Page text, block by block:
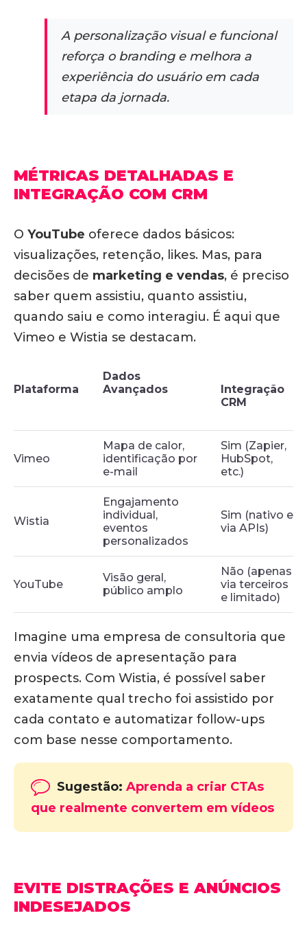
A personalização visual e funcional
reforça o branding e melhora a
experiência do usuário em cada
etapa da jornada.
MÉTRICAS DETALHADAS E
INTEGRAÇÃO COM CRM
O YouTube oferece dados básicos:
visualizações, retenção, likes. Mas, para
decisões de marketing e vendas, é preciso
saber quem assistiu, quanto assistiu,
quando saiu e como interagiu. É aqui que
Vimeo e Wistia se destacam.
Plataforma
Dados
Avançados
Integração
CRM
Vimeo
Mapa de calor,
identificação por
e-mail
Sim (Zapier,
HubSpot,
etc.)
Wistia
Engajamento
individual,
eventos
personalizados
Sim (nativo e
via APIs)
YouTube
Visão geral,
público amplo
Não (apenas
via terceiros
e limitado)
Imagine uma empresa de consultoria que
envia vídeos de apresentação para
prospects. Com Wistia, é possível saber
exatamente qual trecho foi assistido por
cada contato e automatizar follow-ups
com base nesse comportamento.
Sugestão: Aprenda a criar CTAs
que realmente convertem em vídeos
EVITE DISTRAÇÕES E ANÚNCIOS
INDESEJADOS